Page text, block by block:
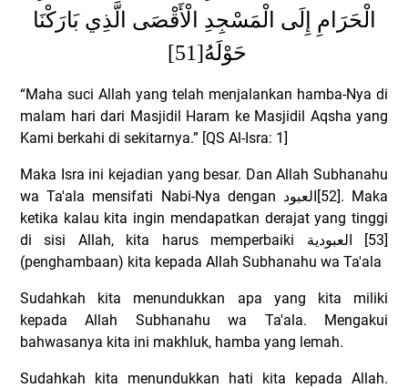
الْحَرَامِ إِلَى الْمَسْجِدِ الْأَقْصَى الَّذِي بَارَكْنَا
حَوْلَهُ[51]
“Maha suci Allah yang telah menjalankan hamba-Nya di
malam hari dari Masjidil Haram ke Masjidil Aqsha yang
Kami berkahi di sekitarnya.” [QS Al-Isra: 1]
Maka Isra ini kejadian yang besar. Dan Allah Subhanahu
wa Ta'ala mensifati Nabi-Nya dengan العبود[52]. Maka
ketika kalau kita ingin mendapatkan derajat yang tinggi
di sisi Allah, kita harus memperbaiki العبودية [53]
(penghambaan) kita kepada Allah Subhanahu wa Ta'ala
Sudahkah kita menundukkan apa yang kita miliki
kepada Allah Subhanahu wa Ta'ala. Mengakui
bahwasanya kita ini makhluk, hamba yang lemah.
Sudahkah kita menundukkan hati kita kepada Allah.